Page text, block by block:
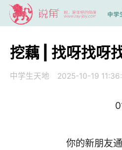
挖藕 | 找呀找呀
中学生天地 2025-10-19
你的新朋友